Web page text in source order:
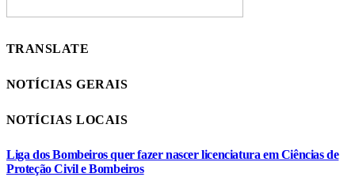
TRANSLATE
NOTÍCIAS GERAIS
NOTÍCIAS LOCAIS
Liga dos Bombeiros quer fazer nascer licenciatura em Ciências de
Proteção Civil e Bombeiros